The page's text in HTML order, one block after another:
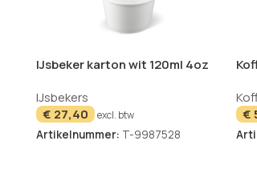
IJsbeker karton wit 120ml 4oz
IJsbekers
€ 27,40 excl. btw
Artikelnummer: T-9987528
€